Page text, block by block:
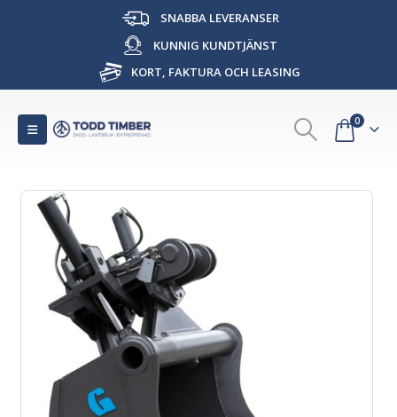
SNABBA LEVERANSER
KUNNIG KUNDTJÄNST
KORT, FAKTURA OCH LEASING
0